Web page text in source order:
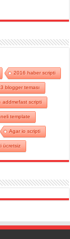
2016 haber scripti
blogger teması
addmefast scripti
template
Agar io scripti
ücretsiz